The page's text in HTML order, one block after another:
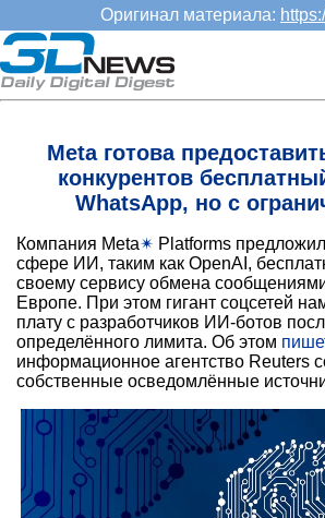
Оригинал материала:
Meta готова
конкурентов
WhatsApp, но с
Компания Meta✴ Platforms
сфере ИИ, таким как OpenAI,
своему сервису обмена
Европе. При этом гигант соцсетей
плату с разработчиков ИИ-ботов
определённого лимита. Об этом
информационное агентство Reuters
собственные осведомлённые